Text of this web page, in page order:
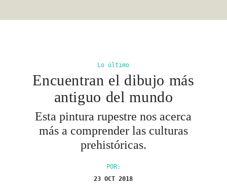
Lo último
Encuentran el dibujo más
antiguo del mundo
Esta pintura rupestre nos acerca
más a comprender las culturas
prehistóricas.
POR:
23 OCT 2018